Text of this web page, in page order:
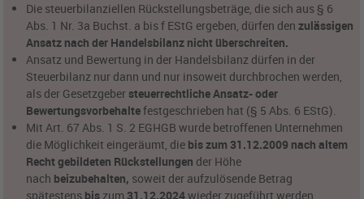
Die steuerbilanziellen Rückstellungsbeträge, die sich aus § 6
Abs. 1 Nr. 3a Buchst. a bis f EStG ergeben, dürfen denzulässigen
Ansatz nach der Handelsbilanz nicht überschreiten.
Ansatz und Bewertung in der Handelsbilanz dürfen in der
Steuerbilanz nur dann und nur insoweit durchbrochen werden,
als der Gesetzgebersteuerrechtliche Ansatz- oder
Bewertungsvorbehaltefestgeschrieben hat (§ 5 Abs. 6 EStG).
Mit Art. 67 Abs. 1 S. 2 EGHGB wurde betroffenen Unternehmen
die Möglichkeit eingeräumt, die bis zum 31.12.2009 nach altem
Recht gebildeten Rückstellungen der Höhe
nach beizubehalten, soweit der aufzulösende Betrag
spätestens bis zum31.12.2024wieder zugeführt werden